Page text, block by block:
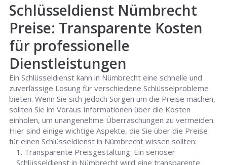
Schlüsseldienst Nümbrecht
Preise: Transparente Kosten
für professionelle
Dienstleistungen
Ein Schlüsseldienst kann in Nümbrecht eine schnelle und
zuverlässige Lösung für verschiedene Schlüsselprobleme
bieten. Wenn Sie sich jedoch Sorgen um die Preise machen,
sollten Sie im Voraus Informationen über die Kosten
einholen, um unangenehme Überraschungen zu vermeiden.
Hier sind einige wichtige Aspekte, die Sie über die Preise
für einen Schlüsseldienst in Nümbrecht wissen sollten:
Transparente Preisgestaltung: Ein seriöser
Schlüsseldienst in Nümbrecht wird eine transparente